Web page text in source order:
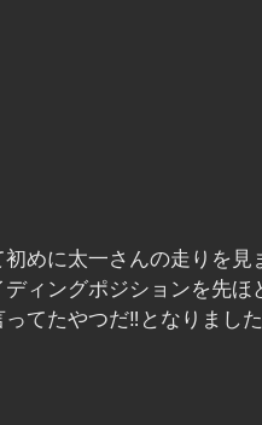
めに太一さんの走りを見
ィングポジションを先
てたやつだ‼となりまし